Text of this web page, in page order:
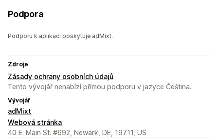
Podpora
Podporu k aplikaci poskytuje adMixt.
Zdroje
Zásady ochrany osobních údajů
Tento vývojář nenabízí přímou podporu v jazyce Čeština.
Vývojář
adMixt
Webová stránka
40 E. Main St. #692, Newark, DE, 19711, US